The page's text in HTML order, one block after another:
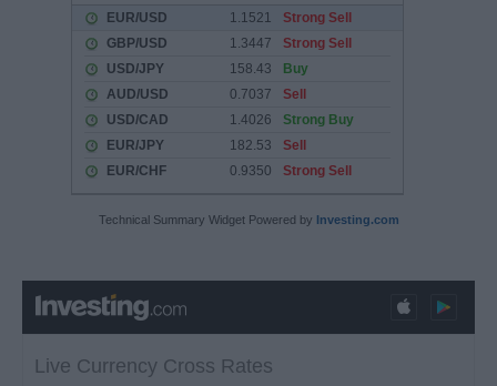
Technical Summary Widget Powered by Investing.com